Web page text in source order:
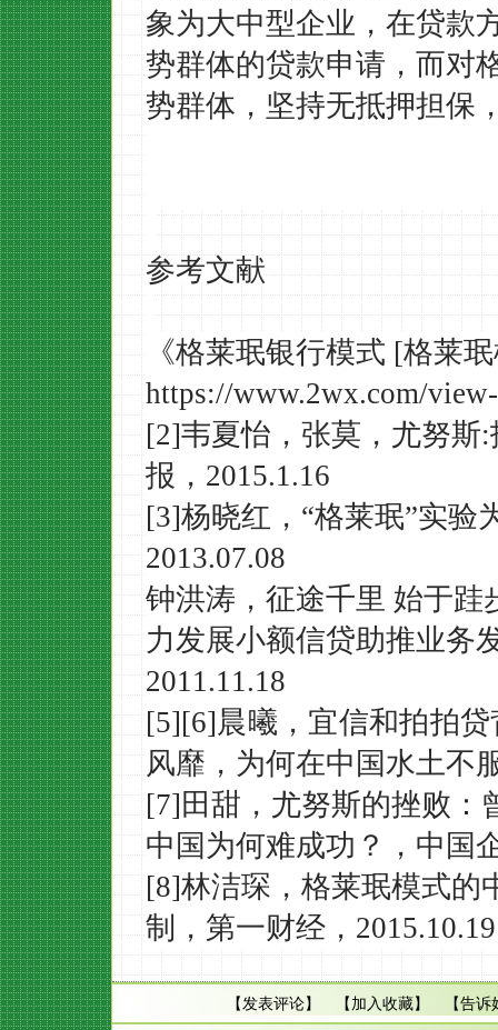
象为大中型企业，在贷款
势群体的贷款申请，而对
势群体，坚持无抵押担保
参考文献
《格莱珉银行模式 [格莱
https://www.2wx.com/
[2]韦夏怡，张莫， 尤努斯:
报， 2015.1.16
[3]杨晓红， “格莱珉”实验
2013.07.08
钟洪涛，征途千里 始于跬
力发展小额信贷助推业务
2011.11.18
[5][6]晨曦， 宜信和拍拍
风靡，为何在中国水土不
[7]田甜，尤努斯的挫败：
中国为何难成功？， 中国
[8]林洁琛，格莱珉模式的
制，第一财经，2015.10.19
【发表评论】 【加入收藏】 【告诉